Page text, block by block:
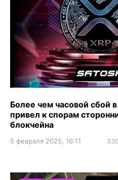
Более чем часовой сбой
привел к спорам
блокчейна
5 февраля 2025, 16:11 330